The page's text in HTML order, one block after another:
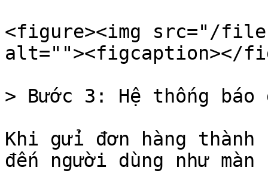
<figure><img src="/files/
alt=""><figcaption></
> Bước 3: Hệ thống báo
Khi gửi đơn hàng thành
đến người dùng như